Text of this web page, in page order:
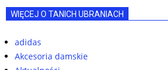
WIĘCEJ O TANICH UBRANIACH
adidas
Akcesoria damskie